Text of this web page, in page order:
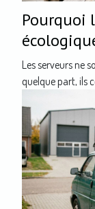
Pourquoi
Les serveurs ne
quelque part, ils